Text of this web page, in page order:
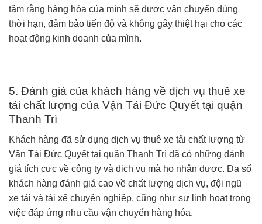
tâm rằng hàng hóa của mình sẽ được vận chuyển đúng
thời hạn, đảm bảo tiến độ và không gây thiệt hại cho các
hoạt động kinh doanh của mình.
5. Đánh giá của khách hàng về dịch vụ thuê xe
tải chất lượng của Vận Tải Đức Quyết tại quận
Thanh Trì
Khách hàng đã sử dụng dịch vụ thuê xe tải chất lượng từ
Vận Tải Đức Quyết tại quận Thanh Trì đã có những đánh
giá tích cực về công ty và dịch vụ mà họ nhận được. Đa số
khách hàng đánh giá cao về chất lượng dịch vụ, đội ngũ
xe tải và tài xế chuyên nghiệp, cũng như sự linh hoạt trong
việc đáp ứng nhu cầu vận chuyển hàng hóa.